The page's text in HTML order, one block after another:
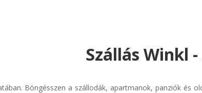
Szállás Winkl
Böngésszen a szállodák, apartmanok, panziók és